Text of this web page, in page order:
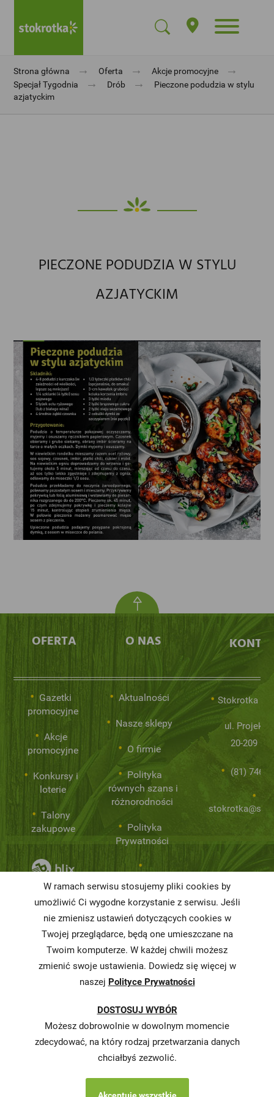
Strona główna → Oferta → Akcje promocyjne →
Specjał Tygodnia → Drób →
Pieczone podudzia w stylu
azjatyckim
PIECZONE PODUDZIA W STYLU
AZJATYCKIM
OFERTA
Gazetki
promocyjne
Akcje
promocyjne
Konkursy i
loterie
Talony
zakupowe
O NAS
Aktualności
Nasze sklepy
O firmie
Polityka
równych szans i
różnorodności
Polityka
Prywatności
żywności
Informacja o
realizowanej
strategii
podatkowej
Karty
Butelkomaty
Stokrotka
ul.
20-209
(81) 746
W ramach serwisu stosujemy pliki cookies by
umożliwić Ci wygodne korzystanie z serwisu. Jeśli
nie zmienisz ustawień dotyczących cookies w
Twojej przeglądarce, będą one umieszczane na
Twoim komputerze. W każdej chwili możesz
zmienić swoje ustawienia. Dowiedz się więcej w
naszej Polityce Prywatności
DOSTOSUJ WYBÓR
Możesz dobrowolnie w dowolnym momencie
zdecydować, na który rodzaj przetwarzania danych
chciałbyś zezwolić.